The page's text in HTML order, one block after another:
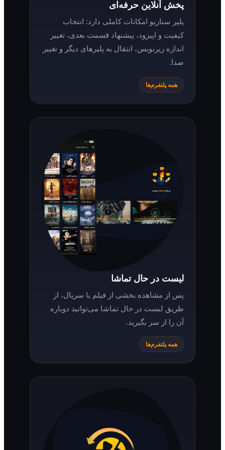
پخش آنلاین حرفه‌ای
پلیر سناریو امکانات کاملی دارد: انتخاب
کیفیت و اپیزود، پیشنهاد قسمت بعدی، تغییر
اندازه زیرنویس، انتقال به پلیرهای دیگر و تغییر
همه پلتفرم‌ها
لیست در حال تماشا
پس از مشاهده بخشی از فیلم یا سریال، از
طریق لیست در حال تماشا می‌توانید دوباره
آن را از سر بگیرید.
همه پلتفرم‌ها